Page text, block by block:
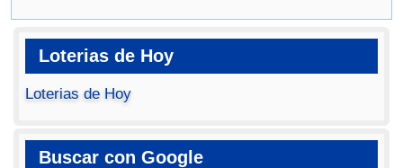
Loterias de Hoy
Loterias de Hoy
Buscar con Google